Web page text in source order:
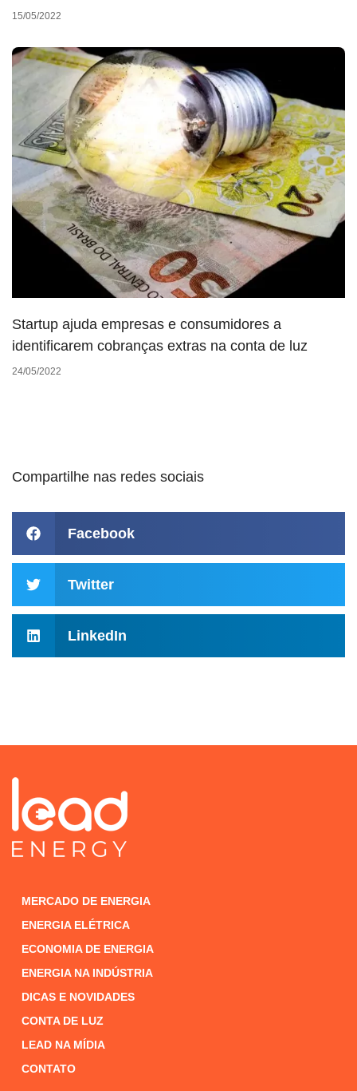
15/05/2022
Startup ajuda empresas e consumidores a
identificarem cobranças extras na conta de luz
24/05/2022
Compartilhe nas redes sociais
Facebook
Twitter
LinkedIn
MERCADO DE ENERGIA
ENERGIA ELÉTRICA
ECONOMIA DE ENERGIA
ENERGIA NA INDÚSTRIA
DICAS E NOVIDADES
CONTA DE LUZ
LEAD NA MÍDIA
CONTATO